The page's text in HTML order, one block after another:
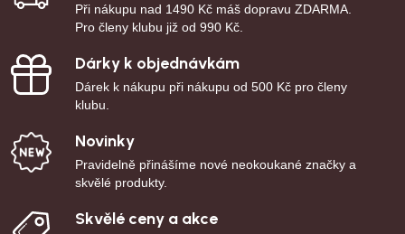
Při nákupu nad 1490 Kč máš dopravu ZDARMA.
Pro členy klubu již od 990 Kč.
Dárky k objednávkám
Dárek k nákupu při nákupu od 500 Kč pro členy
klubu.
Novinky
Pravidelně přinášíme nové neokoukané značky a
skvělé produkty.
Skvělé ceny a akce